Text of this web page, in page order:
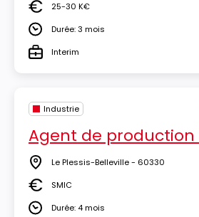
Salaire25-30 K€
DuréeDurée: 3 mois
TypeInterim
Industrie
Agent de production
Lieu Le Plessis-Belleville - 60330
Salaire
SMIC
Durée: 4 mois